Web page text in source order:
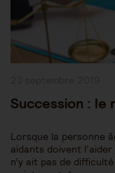
Succession : le
Lorsque la personne
aidants doivent
n’y ait pas de